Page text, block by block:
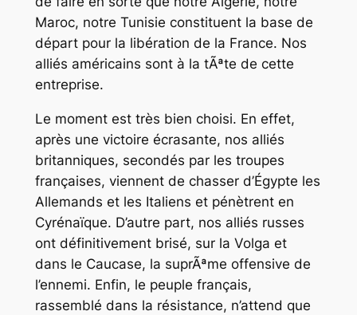
Maroc, notre Tunisie constituent la base de
départ pour la libération de la France. Nos
alliés américains sont à la tÃªte de cette
entreprise.
Le moment est très bien choisi. En effet,
après une victoire écrasante, nos alliés
britanniques, secondés par les troupes
françaises, viennent de chasser d’Égypte les
Allemands et les Italiens et pénètrent en
Cyrénaïque. D’autre part, nos alliés russes
ont définitivement brisé, sur la Volga et
dans le Caucase, la suprÃªme offensive de
l’ennemi. Enfin, le peuple français,
rassemblé dans la résistance, n’attend que